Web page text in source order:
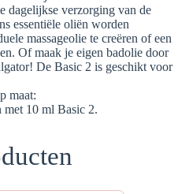
dagelijkse verzorging van de
essentiële oliën worden
massageolie te creëren of een
Of maak je eigen badolie door
De Basic 2 is geschikt voor
maat:
met 10 ml Basic 2.